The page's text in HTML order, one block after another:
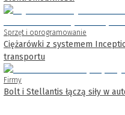
Sprzęt i oprogramowanie
Ciężarówki z systemem
transportu
Firmy
Bolt i Stellantis łączą siły w